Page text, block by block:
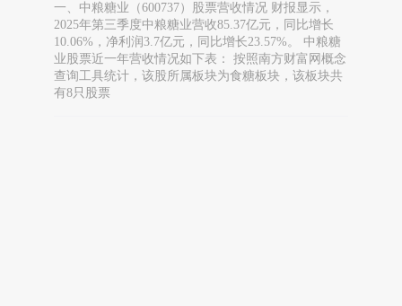
一、中粮糖业（600737）股票营收情况 财报显示，
2025年第三季度中粮糖业营收85.37亿元，同比增长
10.06%，净利润3.7亿元，同比增长23.57%。 中粮糖
业股票近一年营收情况如下表： 按照南方财富网概念
查询工具统计，该股所属板块为食糖板块，该板块共
有8只股票